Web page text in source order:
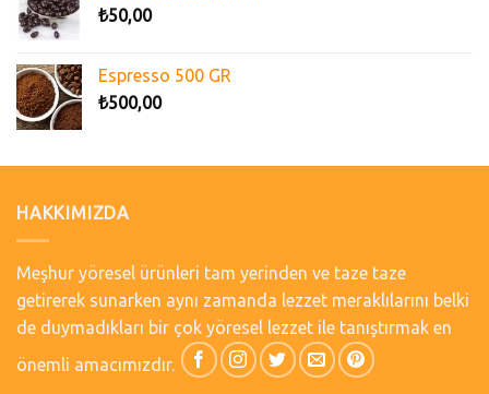
₺50,00
Espresso 500 GR
₺500,00
HAKKIMIZDA
Meşhur yöresel ürünleri tam yerinden ve taze taze
getirerek sunarken aynı zamanda lezzet meraklılarını belki
de duymadıkları bir çok yöresel lezzet ile tanıştırmak en
önemli amacımızdır.